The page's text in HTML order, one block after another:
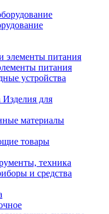
питания
устройства
Изделия для
материалы
товары
техника
и средства